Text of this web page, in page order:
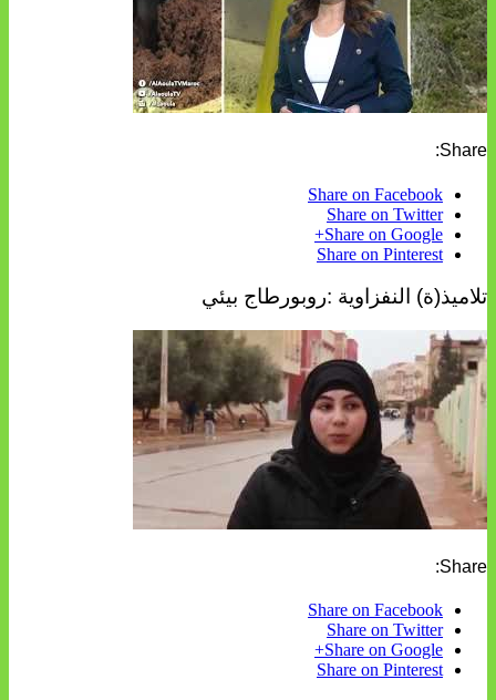
Share:
Share on Facebook
Share on Twitter
Share on Google+
Share on Pinterest
تلاميذ(ة) النفزاوية :روبورطاج بيئي
Share:
Share on Facebook
Share on Twitter
Share on Google+
Share on Pinterest